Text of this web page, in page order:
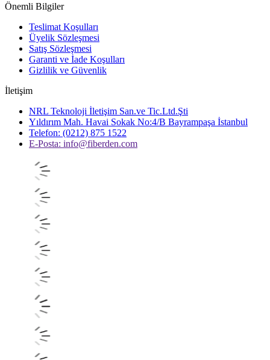
Önemli Bilgiler
Teslimat Koşulları
Üyelik Sözleşmesi
Satış Sözleşmesi
Garanti ve İade Koşulları
Gizlilik ve Güvenlik
İletişim
NRL Teknoloji İletişim San.ve Tic.Ltd.Şti
Yıldırım Mah. Havai Sokak No:4/B Bayrampaşa İstanbul
Telefon: (0212) 875 1522
E-Posta: info@fiberden.com